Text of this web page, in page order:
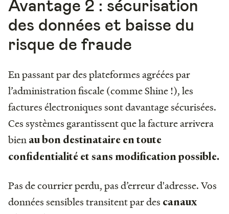
Avantage 2 : sécurisation
des données et baisse du
risque de fraude
En passant par des plateformes agréées par
l’administration fiscale (comme Shine !), les
factures électroniques sont davantage sécurisées.
Ces systèmes garantissent que la facture arrivera
bien au bon destinataire en toute
confidentialité et sans modification possible.
Pas de courrier perdu, pas d’erreur d'adresse. Vos
données sensibles transitent par des canaux